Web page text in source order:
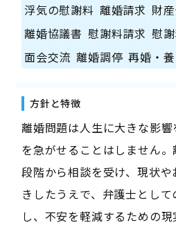
浮気の慰謝料 離婚請求 財
離婚協議書 慰謝料請求 慰
面会交流 離婚調停 再婚・
方針と特徴
離婚問題は人生に大きな影
を急がせることはしません
段階から相談を受け、現状
きしたうえで、弁護士とし
し、不安を軽減するための